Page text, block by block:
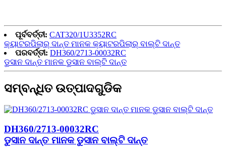
ପୂର୍ବବର୍ତ୍ତୀ: CAT320/1U3352RC
କ୍ୟାଟରପିଲାର୍ ଦାନ୍ତ ମାନକ କ୍ୟାଟରପିଲାର୍ ବାଲ୍ଟି ଦାନ୍ତ
ପରବର୍ତ୍ତୀ: DH360/2713-00032RC
ଡୁସାନ ଦାନ୍ତ ମାନକ ଡୁସାନ ବାଲ୍ଟି ଦାନ୍ତ
ସମ୍ବନ୍ଧିତ ଉତ୍ପାଦଗୁଡିକ
DH360/2713-00032RC
ଡୁସାନ ଦାନ୍ତ ମାନକ ଡୁସାନ ବାଲ୍ଟି ଦାନ୍ତ